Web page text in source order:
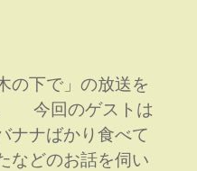
る」
に
演
に
の下で」の放送を
今回のゲストは
ナナばかり食べて
などのお話を伺い